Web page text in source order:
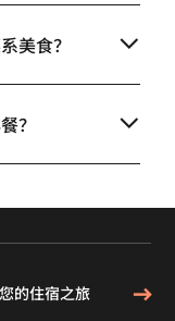
美食？
？
的住宿之旅